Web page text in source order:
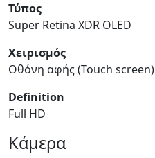
Τύπος
Super Retina XDR OLED
Χειρισμός
Οθόνη αφής (Touch screen)
Definition
Full HD
Κάμερα